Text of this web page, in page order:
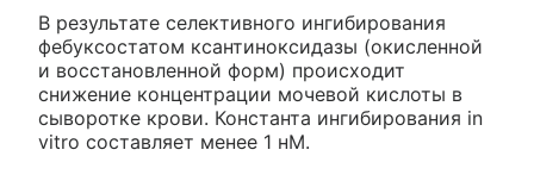
В результате селективного ингибирования
фебуксостатом ксантиноксидазы (окисленной
и восстановленной форм) происходит
снижение концентрации мочевой кислоты в
сыворотке крови. Константа ингибирования in
vitro составляет менее 1 нМ.